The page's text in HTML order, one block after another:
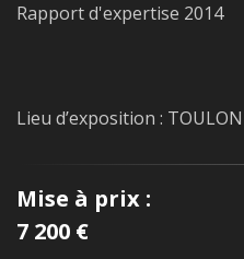
Rapport d'expertise 2014
Lieu d’exposition : TOULON
Mise à prix :
7 200 €